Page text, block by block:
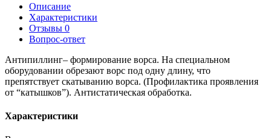
Описание
Характеристики
Отзывы 0
Вопрос-ответ
Антипиллинг– формирование ворса. На специальном
оборудовании обрезают ворс под одну длину, что
препятствует скатыванию ворса. (Профилактика проявления
от “катышков”). Антистатическая обработка.
Характеристики